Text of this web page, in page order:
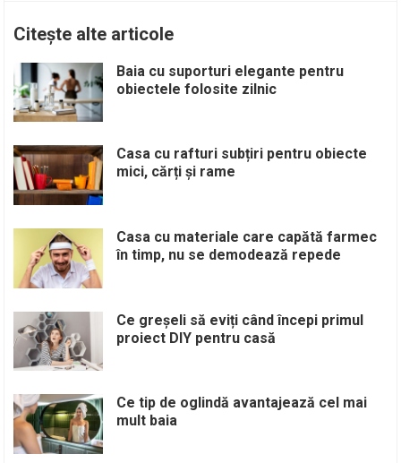
Citește alte articole
Baia cu suporturi elegante pentru
obiectele folosite zilnic
Casa cu rafturi subțiri pentru obiecte
mici, cărți și rame
Casa cu materiale care capătă farmec
în timp, nu se demodează repede
Ce greșeli să eviți când începi primul
proiect DIY pentru casă
Ce tip de oglindă avantajează cel mai
mult baia